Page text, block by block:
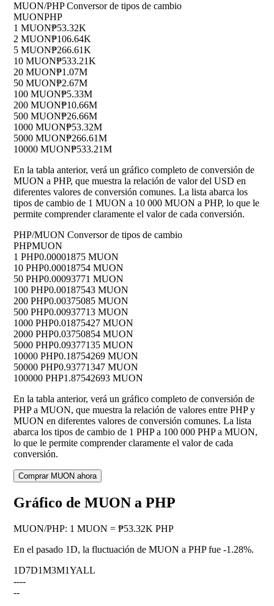
MUON/PHP Conversor de tipos de cambio
MUONPHP
1 MUON₱53.32K
2 MUON₱106.64K
5 MUON₱266.61K
10 MUON₱533.21K
20 MUON₱1.07M
50 MUON₱2.67M
100 MUON₱5.33M
200 MUON₱10.66M
500 MUON₱26.66M
1000 MUON₱53.32M
5000 MUON₱266.61M
10000 MUON₱533.21M
En la tabla anterior, verá un gráfico completo de conversión de
MUON a PHP, que muestra la relación de valor del USD en
diferentes valores de conversión comunes. La lista abarca los
tipos de cambio de 1 MUON a 10 000 MUON a PHP, lo que le
permite comprender claramente el valor de cada conversión.
PHP/MUON Conversor de tipos de cambio
PHPMUON
1 PHP0.00001875 MUON
10 PHP0.00018754 MUON
50 PHP0.00093771 MUON
100 PHP0.00187543 MUON
200 PHP0.00375085 MUON
500 PHP0.00937713 MUON
1000 PHP0.01875427 MUON
2000 PHP0.03750854 MUON
5000 PHP0.09377135 MUON
10000 PHP0.18754269 MUON
50000 PHP0.93771347 MUON
100000 PHP1.87542693 MUON
En la tabla anterior, verá un gráfico completo de conversión de
PHP a MUON, que muestra la relación de valores entre PHP y
MUON en diferentes valores de conversión comunes. La lista
abarca los tipos de cambio de 1 PHP a 100 000 PHP a MUON,
lo que le permite comprender claramente el valor de cada
conversión.
Comprar MUON ahora
Gráfico de MUON a PHP
MUON/PHP: 1 MUON = ₱53.32K PHP
En el pasado 1D, la fluctuación de MUON a PHP fue -1.28%.
1D7D1M3M1YALL
----
--